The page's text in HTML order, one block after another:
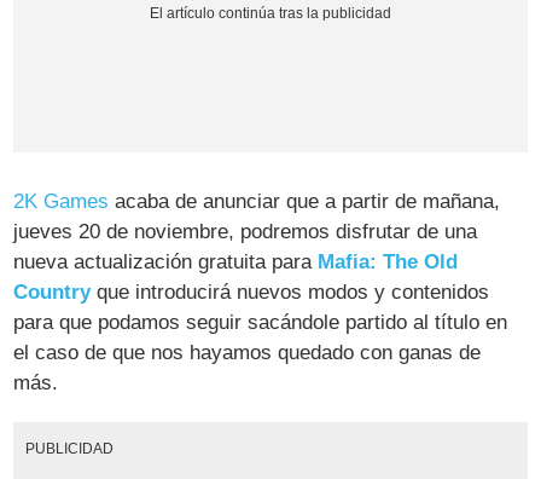
2K Games acaba de anunciar que a partir de mañana,
jueves 20 de noviembre, podremos disfrutar de una
nueva actualización gratuita para Mafia: The Old
Countryque introducirá nuevos modos y contenidos
para que podamos seguir sacándole partido al título en
el caso de que nos hayamos quedado con ganas de
más.
PUBLICIDAD